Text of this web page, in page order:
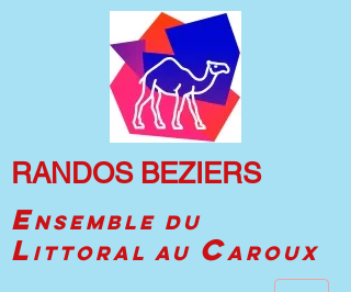
RANDOS BEZIERS
ENSEMBLE DU
L ITTORAL AU CAROUX